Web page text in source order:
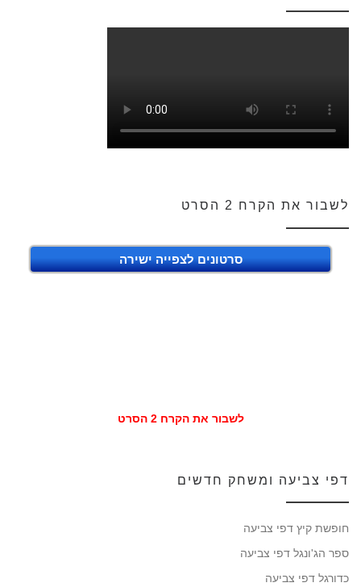
לשבור את הקרח 2 הסרט
סרטונים לצפייה ישירה
לשבור את הקרח 2 הסרט
דפי צביעה ומשחק חדשים
חופשת קיץ דפי צביעה
ספר הג'ונגל דפי צביעה
כדורגל דפי צביעה